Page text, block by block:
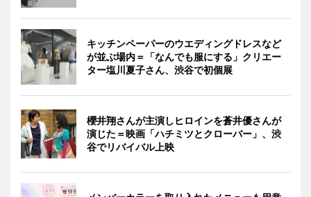
キッチンペーパーのウエディングドレスなど
が並ぶ場内＝「なんでも服にする」クリエー
ター塩川夏子さん、渋谷で初個展
櫻井翔さんが主演しヒロインを蒼井優さんが
演じた＝映画「ハチミツとクローバー」、渋
谷でリバイバル上映